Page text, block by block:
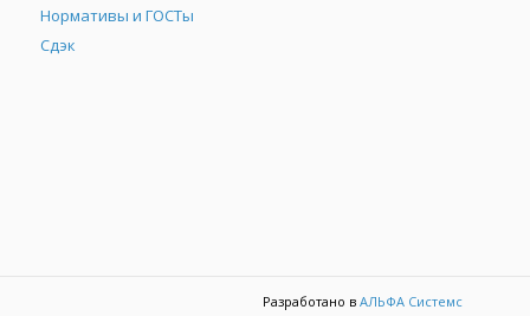
Нормативы и ГОСТы
Сдэк
Разработано в АЛЬФА Системс